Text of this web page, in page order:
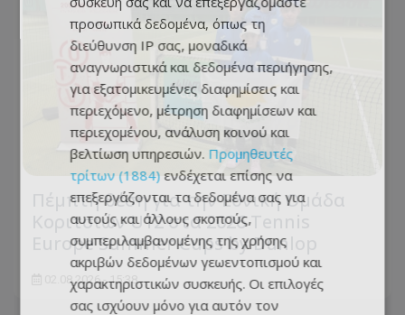
Πέμπτη θέση για την Εθνική Ομάδα
Κοριτσιών U12 στα 2026 Tennis
Europe Summer Cups by Dunlop
02.08.2026 - 15:38
προσωπικά δεδομένα, όπως τη
διεύθυνση IP σας, μοναδικά
αναγνωριστικά και δεδομένα περιήγησης,
για εξατομικευμένες διαφημίσεις και
περιεχόμενο, μέτρηση διαφημίσεων και
περιεχομένου, ανάλυση κοινού και
βελτίωση υπηρεσιών. Προμηθευτές
τρίτων (1884) ενδέχεται επίσης να
επεξεργάζονται τα δεδομένα σας για
αυτούς και άλλους σκοπούς,
συμπεριλαμβανομένης της χρήσης
ακριβών δεδομένων γεωεντοπισμού και
χαρακτηριστικών συσκευής. Οι επιλογές
σας ισχύουν μόνο για αυτόν τον